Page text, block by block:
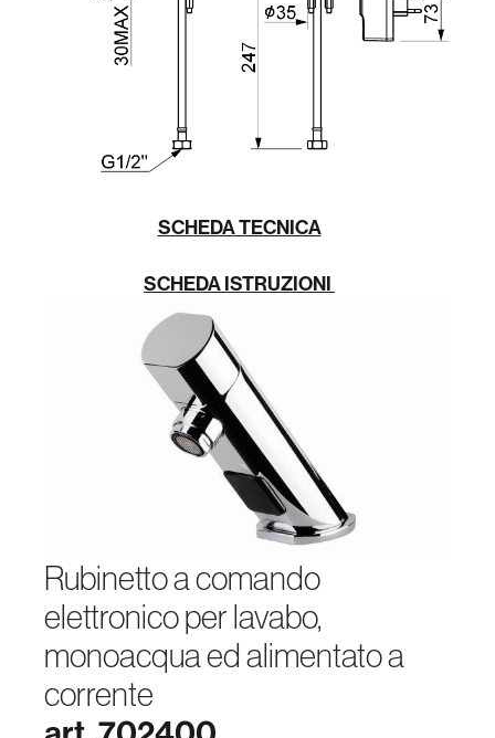
SCHEDA TECNICA
SCHEDA ISTRUZIONI
rubinetto a comando
elettronico per lavabo,
monoacqua ed alimentato a
corrente